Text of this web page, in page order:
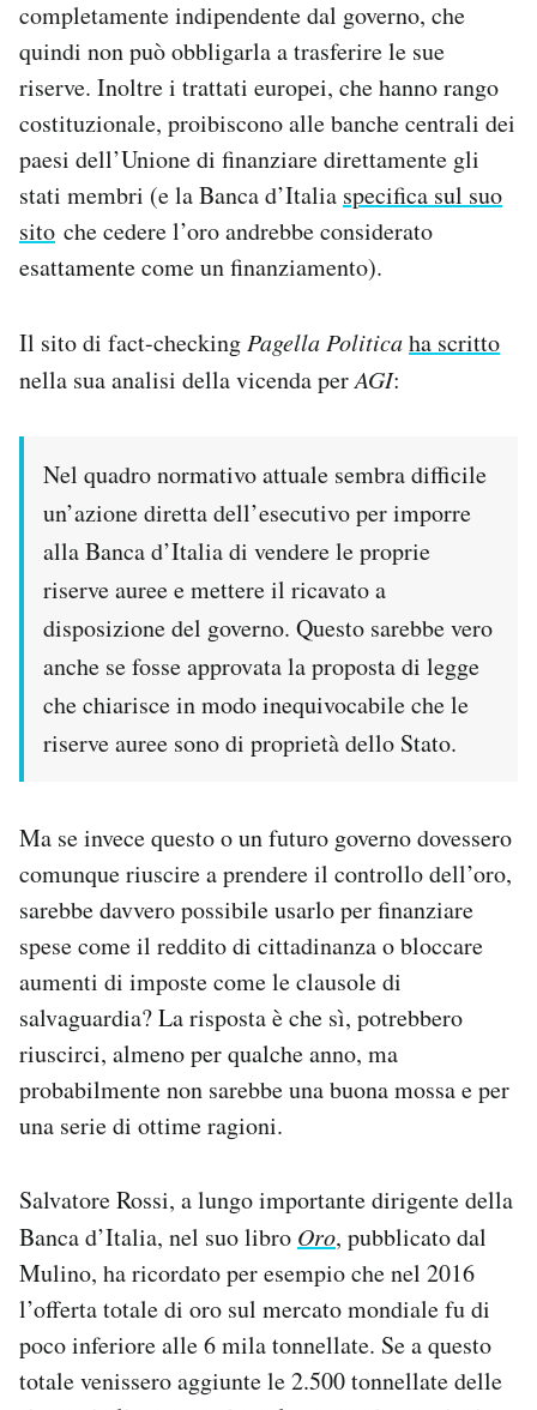
completamente indipendente dal governo, che
quindi non può obbligarla a trasferire le sue
riserve. Inoltre i trattati europei, che hanno rango
costituzionale, proibiscono alle banche centrali dei
paesi dell’Unione di finanziare direttamente gli
stati membri (e la Banca d’Italia specifica sul suo
sito che cedere l’oro andrebbe considerato
esattamente come un finanziamento).
Il sito di fact-checkingPagella Politicaha scritto
nella sua analisi della vicenda perAGI:
Nel quadro normativo attuale sembra difficile
un’azione diretta dell’esecutivo per imporre
alla Banca d’Italia di vendere le proprie
riserve auree e mettere il ricavato a
disposizione del governo. Questo sarebbe vero
anche se fosse approvata la proposta di legge
che chiarisce in modo inequivocabile che le
riserve auree sono di proprietà dello Stato.
Ma se invece questo o un futuro governo dovessero
comunque riuscire a prendere il controllo dell’oro,
sarebbe davvero possibile usarlo per finanziare
spese come il reddito di cittadinanza o bloccare
aumenti di imposte come le clausole di
salvaguardia? La risposta è che sì, potrebbero
riuscirci, almeno per qualche anno, ma
probabilmente non sarebbe una buona mossa e per
una serie di ottime ragioni.
Salvatore Rossi, a lungo importante dirigente della
Banca d’Italia, nel suo libro Oro, pubblicato dal
Mulino, ha ricordato per esempio che nel 2016
l’offerta totale di oro sul mercato mondiale fu di
poco inferiore alle 6 mila tonnellate. Se a questo
totale venissero aggiunte le 2.500 tonnellate delle